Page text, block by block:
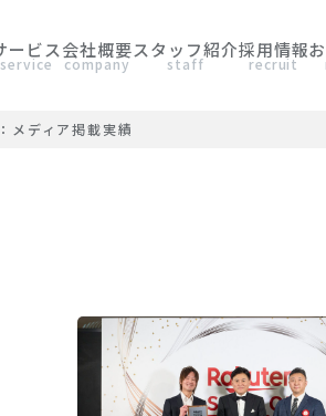
ービス
service
会社概要
company
スタッフ紹介
staff
採用情報
recruit
メディア掲載実績